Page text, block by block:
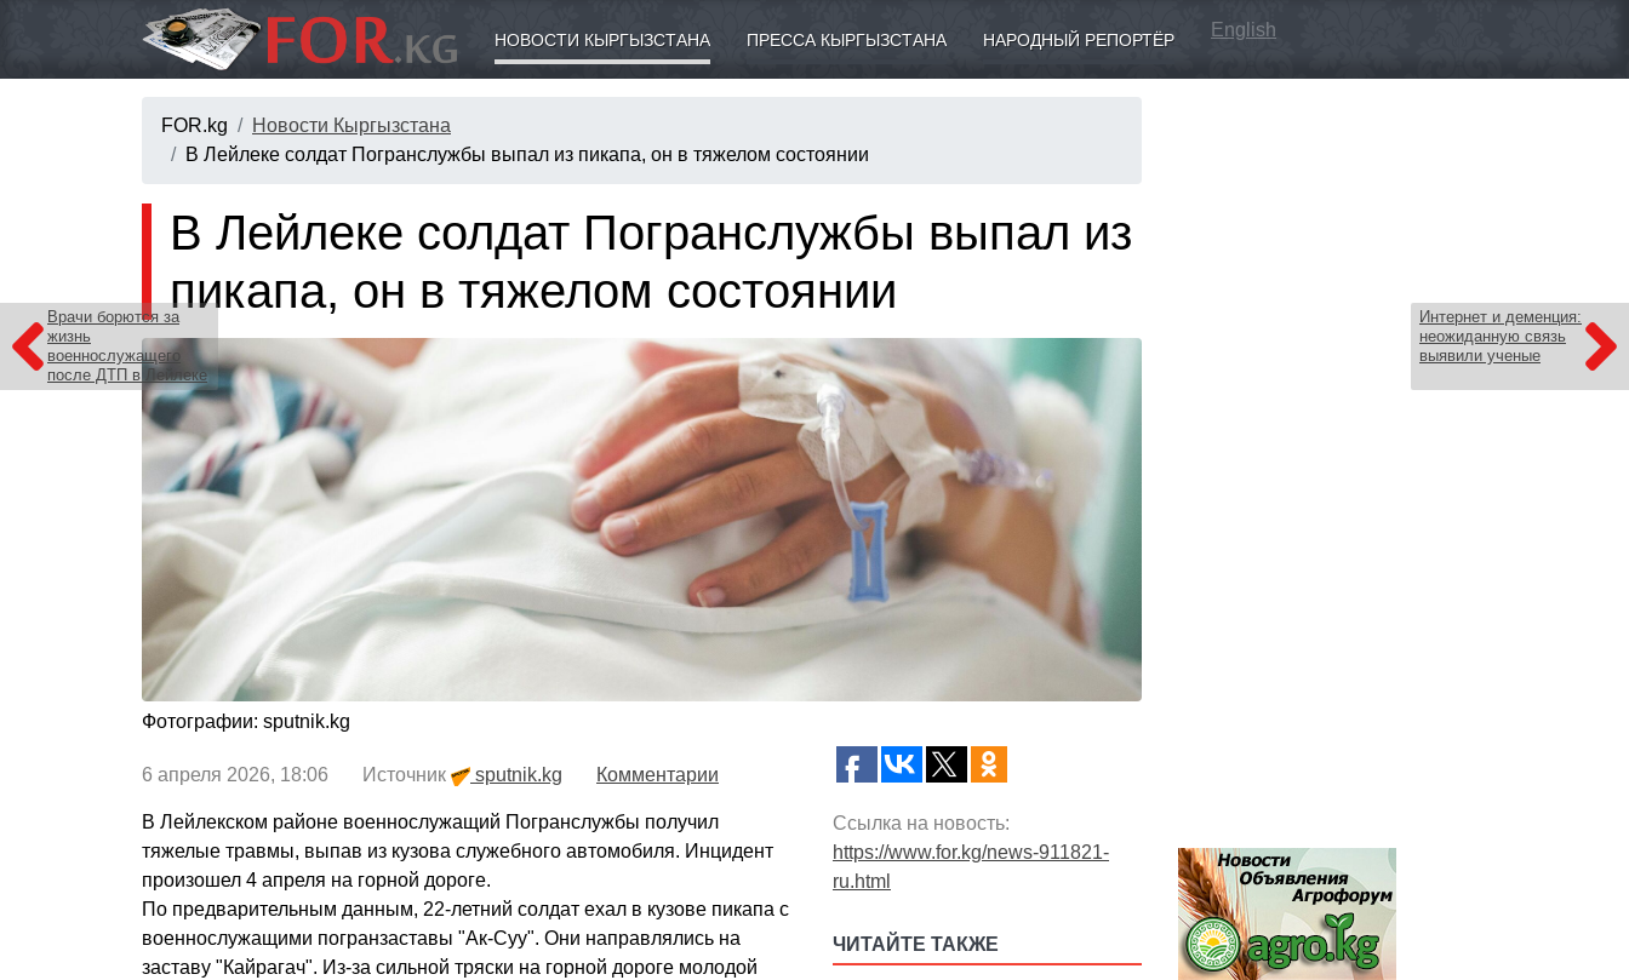
НОВОСТИ КЫРГЫЗСТАНА ПРЕССА КЫРГЫЗСТАНА НАРОДНЫЙ РЕПОРТЁР English
FOR.kg
Новости Кыргызстана
В Лейлеке солдат Погранслужбы выпал из пикапа, он в тяжелом состоянии
Врачи борются за
жизнь
военнослужащего
после ДТП в Лейлеке
Интернет и деменция:
неожиданную связь
выявили ученые
В Лейлеке солдат Погранслужбы выпал из
пикапа, он в тяжелом состоянии
Фотографии: sputnik.kg
6 апреля 2026, 18:06 Источник sputnik.kg Комментарии
В Лейлекском районе военнослужащий Погранслужбы получил
тяжелые травмы, выпав из кузова служебного автомобиля. Инцидент
произошел 4 апреля на горной дороге.
По предварительным данным, 22-летний солдат ехал в кузове пикапа с
военнослужащими погранзаставы "Ак-Суу". Они направлялись на
заставу "Кайрагач". Из-за сильной тряски на горной дороге молодой
Ссылка на новость:
https://www.for.kg/news-911821-
ru.html
ЧИТАЙТЕ ТАКЖЕ